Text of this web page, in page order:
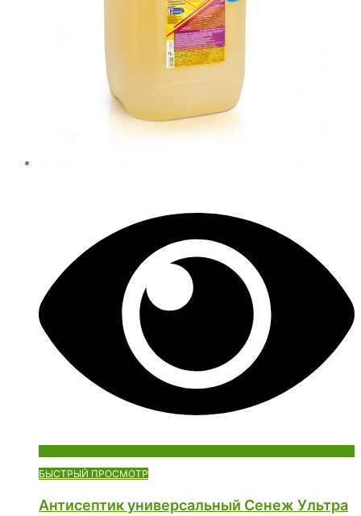
БЫСТРЫЙ ПРОСМОТР
Антисептик универсальный Сенеж Ультра